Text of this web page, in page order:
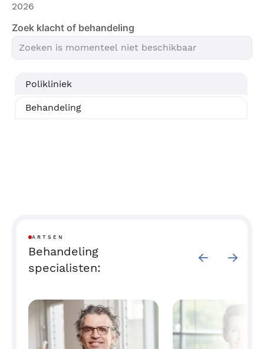
2026
Zoek klacht of behandeling
Polikliniek
Behandeling
ARTSEN
Behandeling
specialisten: